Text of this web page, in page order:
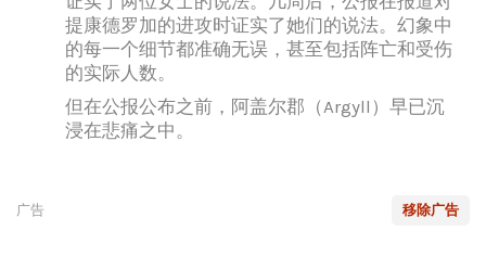
提康德罗加的进攻时证实了她们的说法。幻象中
的每一个细节都准确无误，甚至包括阵亡和受伤
的实际人数。
但在公报公布之前，阿盖尔郡（Argyll）早已沉
浸在悲痛之中。
移除广告
广告